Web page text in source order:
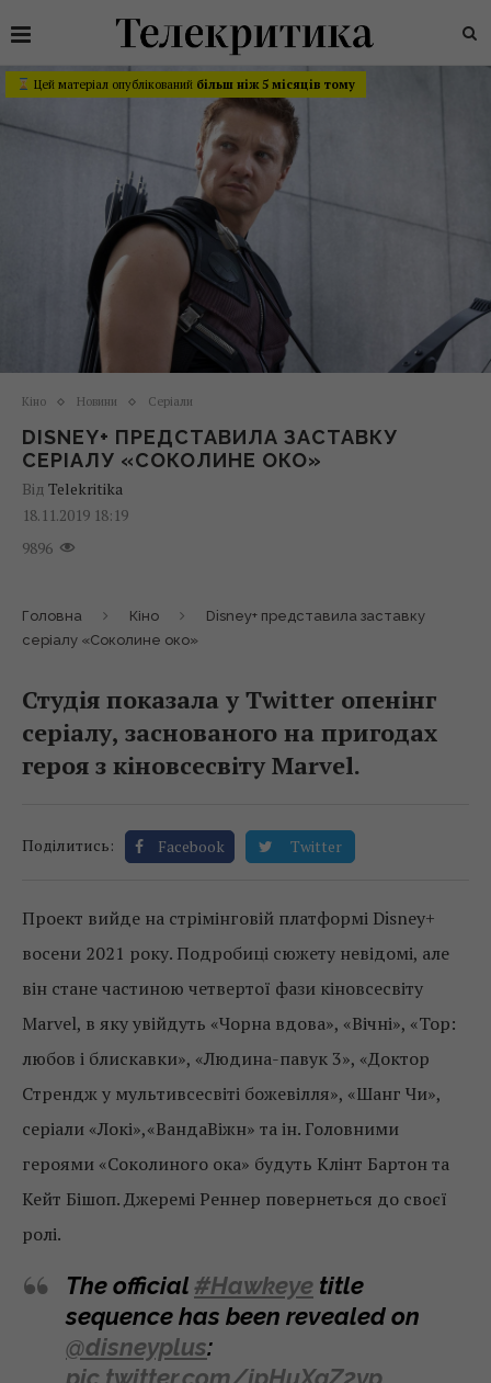
Цей матеріал опублікований більш ніж 5 місяців тому
Кіно Новини Серіали
DISNEY+ ПРЕДСТАВИЛА ЗАСТАВКУ
СЕРІАЛУ «СОКОЛИНЕ ОКО»
Від Telekritika
18.11.2019 18:19
9896
Головна Кіно
Disney+ представила заставку
серіалу «Соколине око»
Студія показала у Twitter опенінг
серіалу, заснованого на пригодах
героя з кіновсесвіту Marvel.
Поділитись: Facebook Twitter
Проект вийде на стрімінговій платформі Disney+
восени 2021 року. Подробиці сюжету невідомі, але
він стане частиною четвертої фази кіновсесвіту
Marvel, в яку увійдуть «Чорна вдова», «Вічні», «Тор:
любов і блискавки», «Людина-павук 3», «Доктор
Стрендж у мультивсесвіті божевілля», «Шанг Чи»,
серіали «Локі»,«ВандаВіжн» та ін. Головними
героями «Соколиного ока» будуть Клінт Бартон та
Кейт Бішоп. Джеремі Реннер повернеться до своєї
ролі.
The official#Hawkeye title
sequence has been revealed on
@disneyplus: